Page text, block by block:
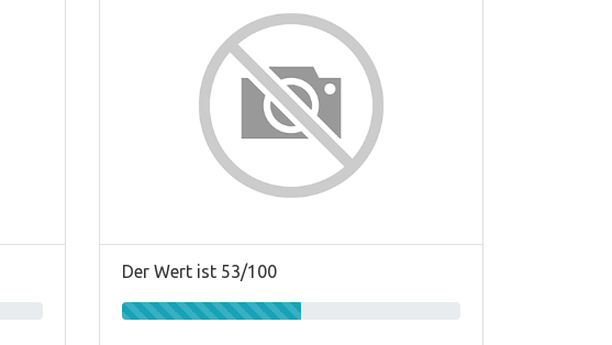
Der Wert ist 53/100